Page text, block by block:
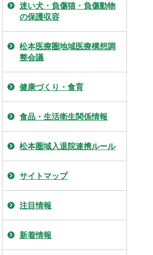
迷い犬・負傷猫・負傷動物
の保護収容
松本医療圏地域医療構想調
整会議
健康づくり・食育
食品・生活衛生関係情報
松本圏域入退院連携ルール
サイトマップ
注目情報
新着情報